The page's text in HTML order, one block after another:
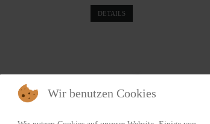
DETAILS
Wir benutzen Cookies